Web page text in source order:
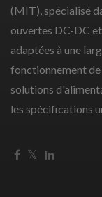
(MIT), spécialisé
ouvertes DC-DC
adaptées à une
fonctionnement
solutions
les spécifications